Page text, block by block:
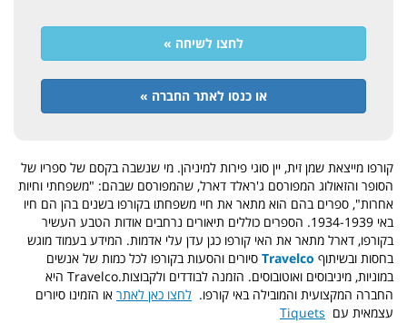
לחצו לשיחה »
או כנסו לאתר החברה »
קורפו מייצאת שמן זית, יין סוגי פירות למיניהן. מי שנשבה בקסם של ספריו של
הסופר והזאולוג המפורסם ג'ראלד דארל, שהמפורסם שבהם: "משפחתי וחיות
אחרות", ספרים בהם הוא מתאר את חיי משפחתו בקורפו בשנים בהן הם חיו
באי 1934-1939. הספרים כוללים תיאורים נרחבים אודות הטבע העשיר
בקורפו, דארל מתאר את האי קורפו כגן עדן עלי אדמות. המידע בעמוד מוגש
בחסות ובשיתוף Travelco סיורים והסעות בקורפו לכל כמות של אנשים
במוניות, מיניבוסים ואוטובוסים. הזמנה לבודדים ולקבוצות.Travelco היא
החברה המקצועית והמובילה באי קורפו. לחצו כאן לאתר או הזמינו סיורים
עצמאית עם Tiquets